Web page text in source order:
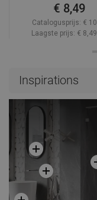
€ 8,49
Catalogusprijs: €
Laagste prijs: € 8,49
Inspirations